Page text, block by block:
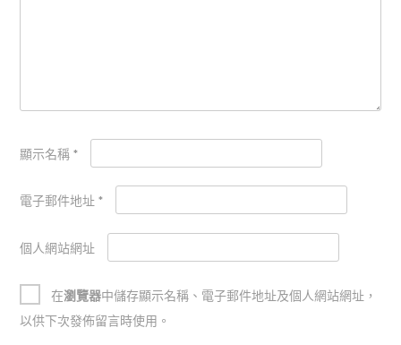
顯示名稱 *
電子郵件地址 *
個人網站網址
在瀏覽器中儲存顯示名稱、電子郵件地址及個人網站網址，
以供下次發佈留言時使用。